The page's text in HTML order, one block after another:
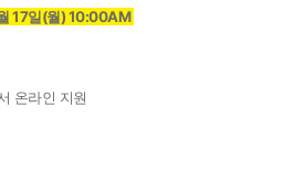
17일(월) 10:00AM
온라인 지원